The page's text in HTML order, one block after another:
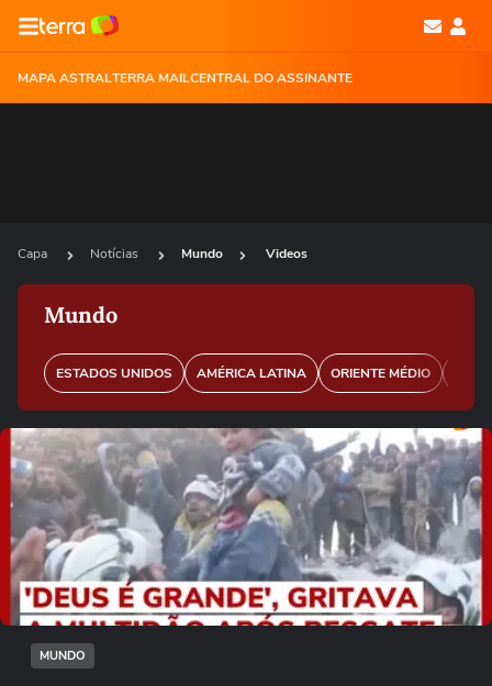
MAPA ASTRALTERRA MAILCENTRAL DO ASSINANTE
Capa Notícias Mundo Videos
Mundo
ESTADOS UNIDOS AMÉRICA LATINA ORIENTE MÉDIO
Ops!
Não foi possível reproduzir o vídeo
Tentar novamente
MUNDO